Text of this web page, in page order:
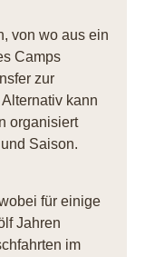
von wo aus ein
Camps
zur
kann
organisiert
Saison.
für einige
Jahren
im